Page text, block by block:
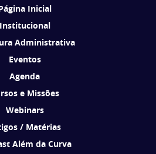
Inicial
Institucional
Administrativa
Eventos
Agenda
e Missões
Webinars
/ Matérias
Além da Curva